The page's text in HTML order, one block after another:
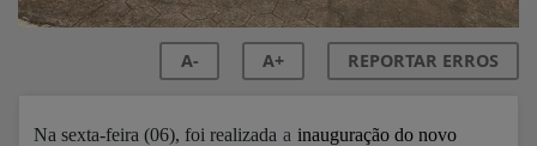
A- A+ REPORTAR ERROS
Na sexta-feira (06), foi realizada a inauguração do novo